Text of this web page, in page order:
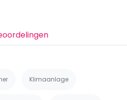
Klimaanlage